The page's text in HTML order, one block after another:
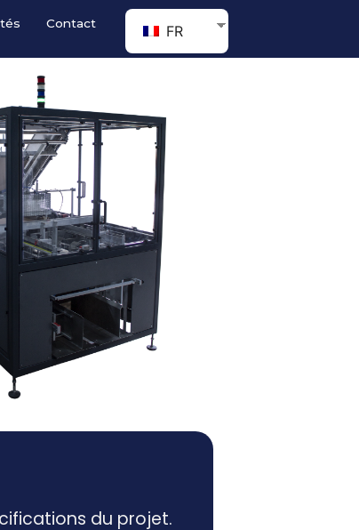
Contact FR
du projet.